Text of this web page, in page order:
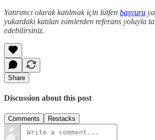
Yatırımcı olarak katılmak için lütfen başvuru
yukardaki katılan isimlerden referans yoluyla
edebilirsiniz.
Share
Discussion about this post
Comments Restacks